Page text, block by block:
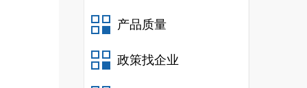
产品质量
政策找企业